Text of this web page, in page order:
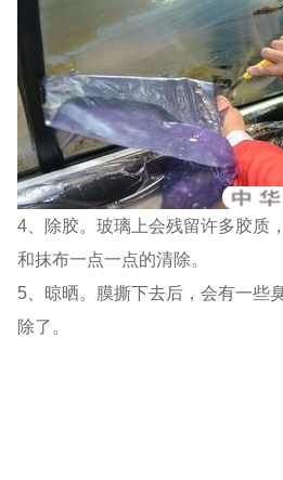
4、除胶。玻璃上会残留许多胶质
和抹布一点一点的清除。
5、晾晒。膜撕下去后，会有一些
除了。